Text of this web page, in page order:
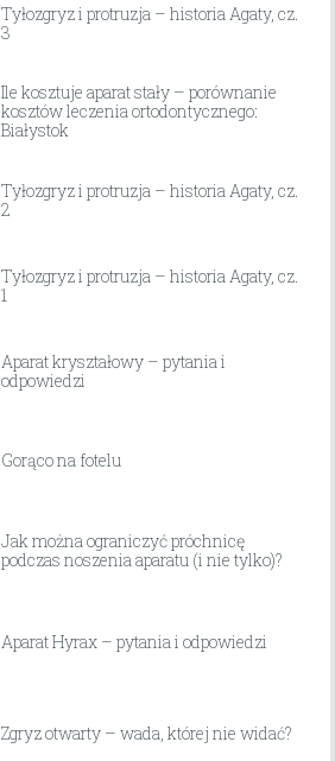
Tyłozgryz i protruzja – historia Agaty, cz.
3
Ile kosztuje aparat stały – porównanie
kosztów leczenia ortodontycznego:
Białystok
Tyłozgryz i protruzja – historia Agaty, cz.
2
Tyłozgryz i protruzja – historia Agaty, cz.
1
Aparat kryształowy – pytania i
odpowiedzi
Gorąco na fotelu
Jak można ograniczyć próchnicę
podczas noszenia aparatu (i nie tylko)?
Aparat Hyrax – pytania i odpowiedzi
Zgryz otwarty – wada, której nie widać?